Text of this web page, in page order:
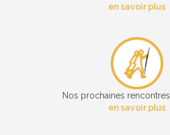
en savoir plus
Nos prochaines
en savoir plus